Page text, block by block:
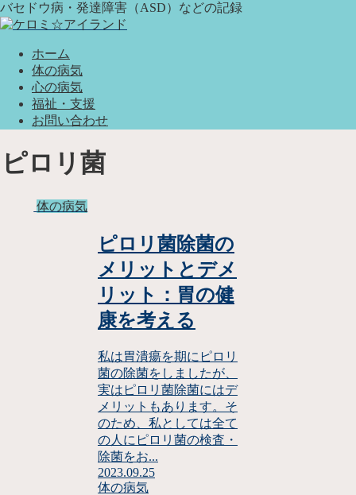
バセドウ病・発達障害（ASD）などの記録
ホーム
体の病気
心の病気
福祉・支援
お問い合わせ
ピロリ菌
体の病気
ピロリ菌除菌の
メリットとデメ
リット：胃の健
康を考える
私は胃潰瘍を期にピロリ
菌の除菌をしましたが、
実はピロリ菌除菌にはデ
メリットもあります。そ
のため、私としては全て
の人にピロリ菌の検査・
除菌をお...
2023.09.25
体の病気